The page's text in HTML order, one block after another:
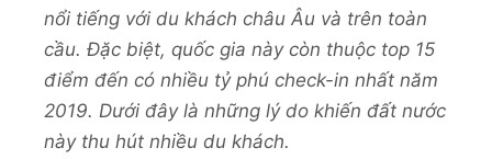
nổi tiếng với du khách châu Âu và trên toàn
cầu. Đặc biệt, quốc gia này còn thuộc top 15
điểm đến có nhiều tỷ phú check-in nhất năm
2019. Dưới đây là những lý do khiến đất nước
này thu hút nhiều du khách.